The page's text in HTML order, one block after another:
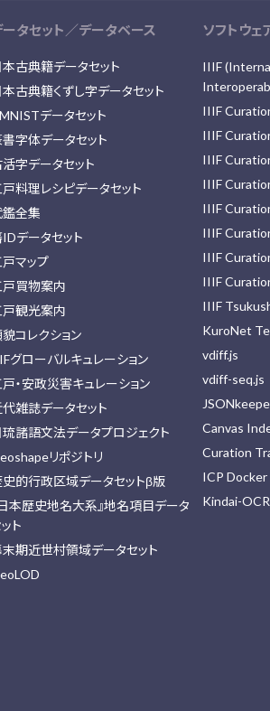
ータセット／データベース
古典籍データセット
古典籍くずし字データセット
データセット
字体データセット
字データセット
料理レシピデータセット
鑑全集
データセット
マップ
戸買物案内
戸観光案内
コレクション
グローバルキュレーション
・安政災害キュレーション
雑誌データセット
諸語文法データプロジェクト
リポジトリ
的行政区域データセットβ版
本歴史地名大系』地名項目データ
ト
期近世村領域データセット
ソフトウェ
IIIF
IIIF
IIIF
IIIF
IIIF
IIIF
IIIF
IIIF
IIIF
IIIF
KuroNet
vdiff.js
vdiff-seq.js
Canvas
Curation
ICP Docker
Kindai-OCR